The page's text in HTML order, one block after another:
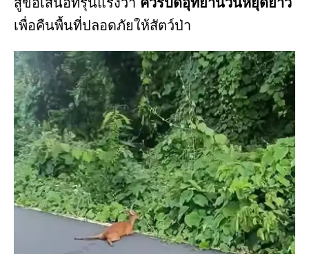
เพื่อคืนพื้นที่ปลอดภัยให้สัตว์ป่า